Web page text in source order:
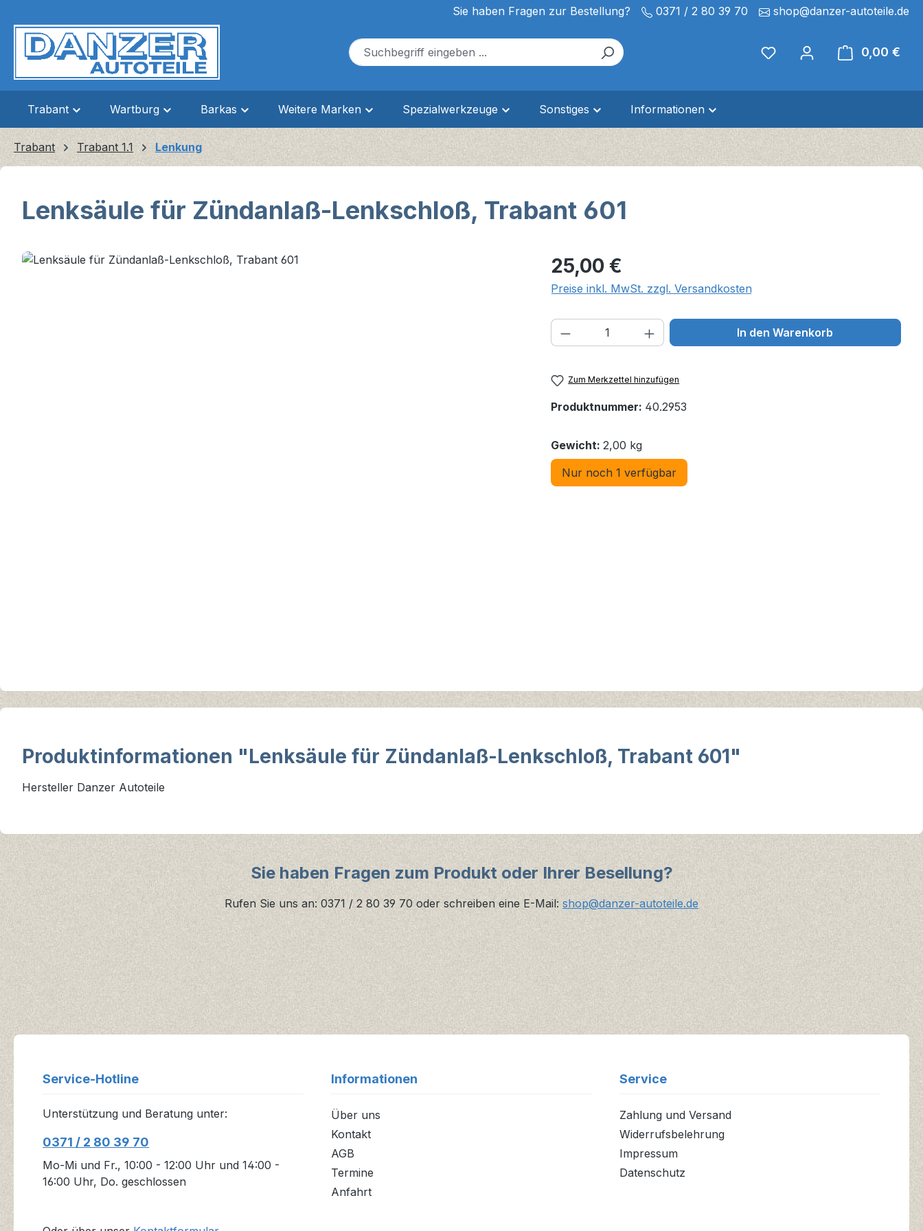
Sie haben Fragen zur Bestellung? 0371 / 2 80 39 70 shop@danzer-autoteile.de
0,00 €
Trabant Wartburg Barkas Weitere Marken Spezialwerkzeuge Sonstiges Informationen
Trabant Trabant 1.1 Lenkung
Lenksäule für Zündanlaß-Lenkschloß, Trabant 601
Bildergalerie überspringen Regulärer Preis:
25,00 €
Preise inkl. MwSt. zzgl. Versandkosten
Produkt Anzahl: Gib den gewünschten Wert
In den Warenkorb
Zum Merkzettel hinzufügen
Produktnummer: 40.2953
Gewicht: 2,00 kg
Nur noch 1 verfügbar
Produktinformationen "Lenksäule für Zündanlaß-Lenkschloß, Trabant 601"
Hersteller Danzer Autoteile
Sie haben Fragen zum Produkt oder Ihrer Besellung?
Rufen Sie uns an: 0371 / 2 80 39 70 oder schreiben eine E-Mail: shop@danzer-autoteile.de
Service-Hotline
Unterstützung und Beratung unter:
0371 / 2 80 39 70
Mo-Mi und Fr., 10:00 - 12:00 Uhr und 14:00 -
16:00 Uhr, Do. geschlossen
Informationen
Über uns
Kontakt
AGB
Termine
Anfahrt
Service
Zahlung und Versand
Widerrufsbelehrung
Impressum
Datenschutz